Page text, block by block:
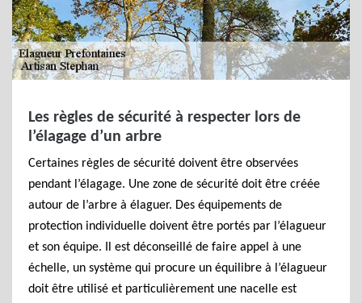
Les règles de sécurité à respecter lors de
l’élagage d’un arbre
Certaines règles de sécurité doivent être observées
pendant l’élagage. Une zone de sécurité doit être créée
autour de l’arbre à élaguer. Des équipements de
protection individuelle doivent être portés par l’élagueur
et son équipe. Il est déconseillé de faire appel à une
échelle, un système qui procure un équilibre à l’élagueur
doit être utilisé et particulièrement une nacelle est